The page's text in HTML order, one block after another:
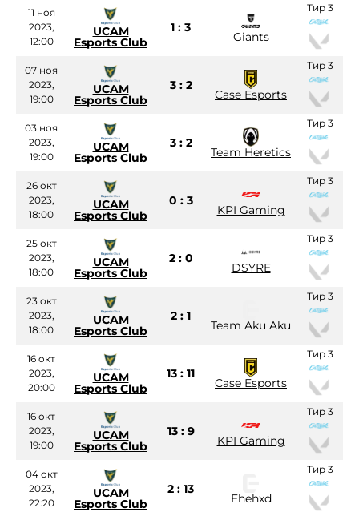
11 ноя
2023,
12:00
UCAM
Esports Club
1 : 3
Giants
Тир 3
07 ноя
2023,
19:00
UCAM
Esports Club
3 : 2
Case Esports
Тир 3
03 ноя
2023,
19:00
UCAM
Esports Club
3 : 2
Team Heretics
Тир 3
26 окт
2023,
18:00
UCAM
Esports Club
0 : 3
KPI Gaming
Тир 3
25 окт
2023,
18:00
UCAM
Esports Club
2 : 0
DSYRE
Тир 3
23 окт
2023,
18:00
UCAM
Esports Club
2 : 1
Team Aku Aku
Тир 3
16 окт
2023,
20:00
UCAM
Esports Club
13 : 11
Case Esports
Тир 3
16 окт
2023,
19:00
UCAM
Esports Club
13 : 9
KPI Gaming
Тир 3
04 окт
2023,
22:20
UCAM
Esports Club
2 : 13
Ehehxd
Тир 3